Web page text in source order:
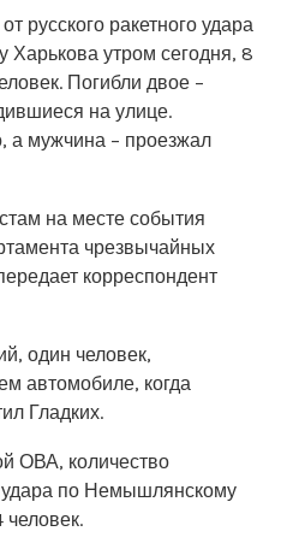
русского ракетного удара
утром сегодня, 8
Погибли двое –
на улице.
мужчина – проезжал
на месте события
чрезвычайных
корреспондент
один человек,
автомобиле, когда
Гладких.
ОВА, количество
удара по Немышлянскому